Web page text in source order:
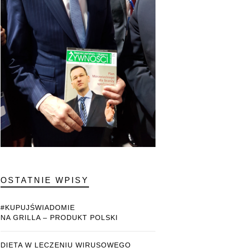
OSTATNIE WPISY
#KUPUJŚWIADOMIE
NA GRILLA – PRODUKT POLSKI
DIETA W LECZENIU WIRUSOWEGO